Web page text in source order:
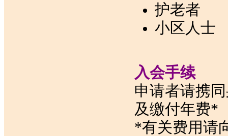
护老者
小区人士
入会手续
申请者请携
及缴付年费*
*有关费用请